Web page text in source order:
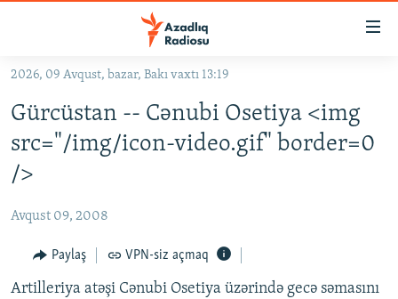
Əsas
qayıt
Əsas
naviqasiyaya
qayıt
KORRUPSIOMETR
FƏRQƏ BAX
QANUNI DOĞRU
ARAŞDIRMA
2026, 09 Avqust, bazar, Bakı vaxtı 13:19
Gürcüstan -- Cənubi Osetiya <img
src="/img/icon-video.gif" border=0
/>
Avqust 09, 2008
Paylaş VPN-siz açmaq
Artilleriya atəşi Cənubi Osetiya üzərində gecə səmasını